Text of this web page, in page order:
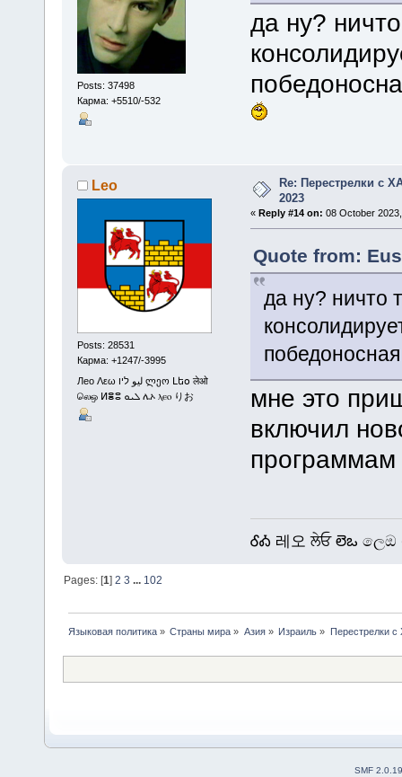
Posts: 37498
Карма: +5510/-532
да ну?
Leo
Posts: 28531
Карма: +1247/-3995
Лео Λεω ليو ליו ლეო Լեօ लेओ
லெஒ ⵍⴻⵓ ܠܝܘ ሌኦ ⲗⲉⲟ りお
Re: Перестрелки с
2023
« Reply #14 on: 08 October
Quote from:
да ну? ничто
мне это
включил
программам
ᎴᎣ 레오 ਲੇਓ లెఒ
Pages: [1]2 3 ... 102
Языковая политика» Страны мира » Азия» Израиль » Перестрелки
SMF 2.0.19